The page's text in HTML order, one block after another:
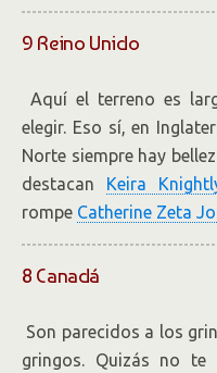
9 Reino Unido
Aquí el terreno es
elegir. Eso sí, en
Norte siempre hay
destacan Keira
rompe Catherine Zeta
8 Canadá
Son parecidos a los
gringos. Quizás no te